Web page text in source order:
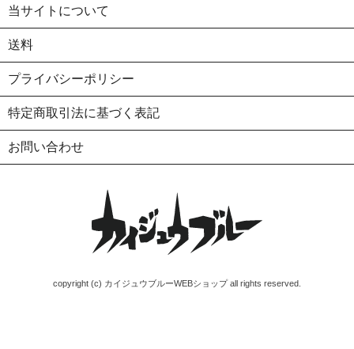
当サイトについて
送料
プライバシーポリシー
特定商取引法に基づく表記
お問い合わせ
copyright (c) カイジュウブルーWEBショップ all rights reserved.